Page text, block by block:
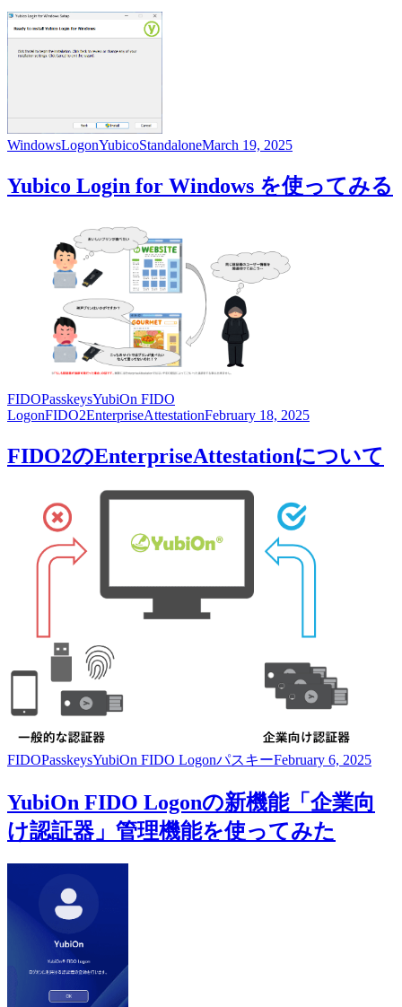
WindowsLogonYubicoStandaloneMarch 19, 2025
Yubico Login for Windows を使ってみる
FIDOPasskeysYubiOn FIDO
LogonFIDO2EnterpriseAttestationFebruary 18, 2025
FIDO2のEnterpriseAttestationについて
FIDOPasskeysYubiOn FIDO LogonパスキーFebruary 6, 2025
YubiOn FIDO Logonの新機能「企業向
け認証器」管理機能を使ってみた